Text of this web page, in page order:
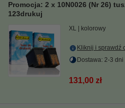
Promocja: 2 x 10N0026 (Nr 26)
123drukuj
XL kolorowy
Kliknij i sprawdź
Dostawa: 2-3 dni
131,00 zł